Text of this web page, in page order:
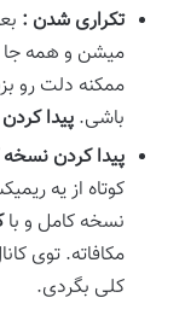
تکراری شدن :
میشن و همه جا
ممکنه دلت رو
باشی. پیدا
پیدا کردن
کوتاه از یه
نسخه کامل و با
مکافاته. توی
کلی بگردی.